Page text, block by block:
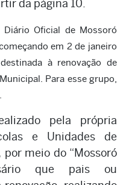
da página 10.
Oficial de Mossoró
em 2 de janeiro
à renovação de
Para esse grupo,
pela própria
e Unidades de
meio do “Mossoró
que pais ou